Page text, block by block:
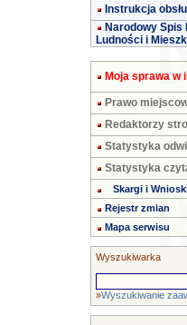
Instrukcja
Narodowy Spis
Ludności i
Moja sprawa w
Prawo
Redaktorzy
Statystyka
Statystyka
Skargi i
Rejestr zmian
Mapa serwisu
Wyszukiwarka
»Wyszukiwanie